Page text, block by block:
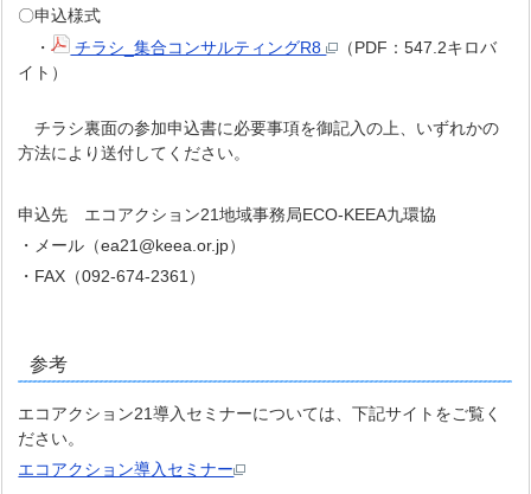
〇申込様式
・
チラシ_集合コンサルティングR8
（PDF：547.2キロバ
イト）
チラシ裏面の参加申込書に必要事項を御記入の上、いずれかの
方法により送付してください。
申込先 エコアクション21地域事務局ECO-KEEA九環協
・メール（ea21@keea.or.jp）
・FAX（092-674-2361）
参考
エコアクション21導入セミナーについては、下記サイトをご覧く
ださい。
エコアクション導入セミナー